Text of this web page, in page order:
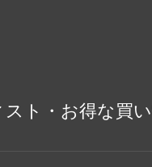
ト・お得な買